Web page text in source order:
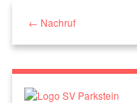
← Nachruf